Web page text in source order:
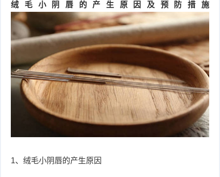
绒毛小阴唇的产生原因及预防措施
1、绒毛小阴唇的产生原因